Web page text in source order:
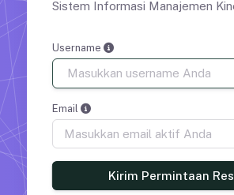
Sistem Informasi Manajemen
Username
Email
Kirim Permintaan